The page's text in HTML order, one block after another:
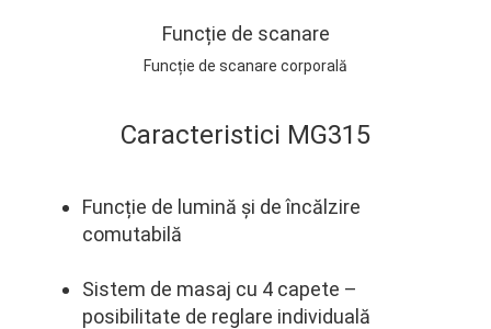
Funcție de scanare
Funcție de scanare corporală
Caracteristici MG315
Funcție de lumină și de încălzire
comutabilă
Sistem de masaj cu 4 capete –
posibilitate de reglare individuală